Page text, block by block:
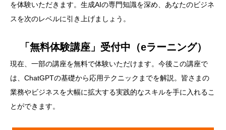
を体験いただきます。生成AIの専門知識を深め、あなたのビジネ
スを次のレベルに引き上げましょう。
「無料体験講座」受付中（eラーニング）
現在、一部の講座を無料で体験いただけます。今後この講座で
は、ChatGPTの基礎から応用テクニックまでを解説。皆さまの
業務やビジネスを大幅に拡大する実践的なスキルを手に入れるこ
とができます。